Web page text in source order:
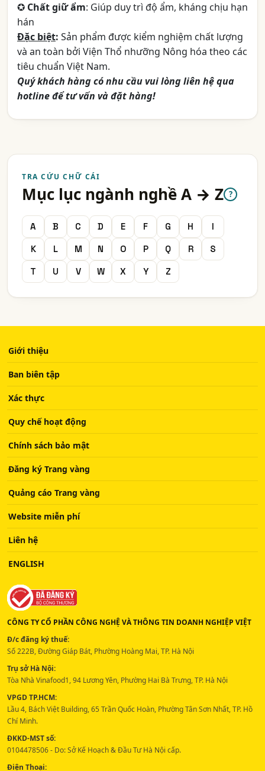
✪ Chất giữ ẩm: Giúp duy trì độ ẩm, kháng chịu hạn
hán
Đặc biệt: Sản phẩm được kiểm nghiệm chất lượng
và an toàn bởi Viện Thổ nhưỡng Nông hóa theo các
tiêu chuẩn Việt Nam.
Quý khách hàng có nhu cầu vui lòng liên hệ qua
hotline để tư vấn và đặt hàng!
TRA CỨU CHỮ CÁI
Mục lục ngành nghề A → Z ?
A B C D E F G H
I
K
L M N O P Q R
S
T
U V W X Y Z
Giới thiệu
Ban biên tập
Xác thực
Quy chế hoạt động
Chính sách bảo mật
Đăng ký Trang vàng
Quảng cáo Trang vàng
Website miễn phí
Liên hệ
ENGLISH
CÔNG TY CỔ PHẦN CÔNG NGHỆ VÀ THÔNG TIN DOANH NGHIỆP VIỆT
Đ/c đăng ký thuế:
Số 222B, Đường Giáp Bát, Phường Hoàng Mai, TP. Hà Nội
Trụ sở Hà Nội:
Tòa Nhà Vinafood1, 94 Lương Yên, Phường Hai Bà Trưng, TP. Hà Nội
VPGD TP.HCM:
Lầu 4, Bách Việt Building, 65 Trần Quốc Hoàn, Phường Tân Sơn Nhất, TP. Hồ
Chí Minh.
ĐKKD-MST số:
0104478506 - Do: Sở Kế Hoạch & Đầu Tư Hà Nội cấp.
Điện Thoại: